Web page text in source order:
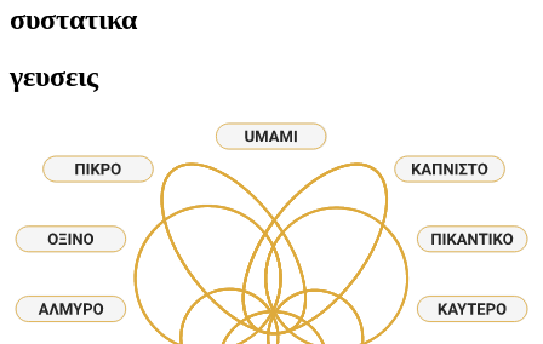
συστατικα
γευσεις